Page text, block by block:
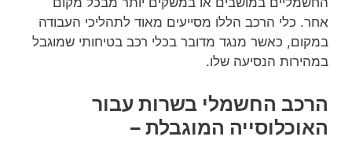
אחר. כלי הרכב הללו מסייעים מאוד לתהליכי העבודה
במקום, כאשר מנגד מדובר בכלי רכב בטיחותי שמוגבל
במהירות הנסיעה שלו.
הרכב החשמלי בשרות עבור
האוכלוסייה המוגבלת –